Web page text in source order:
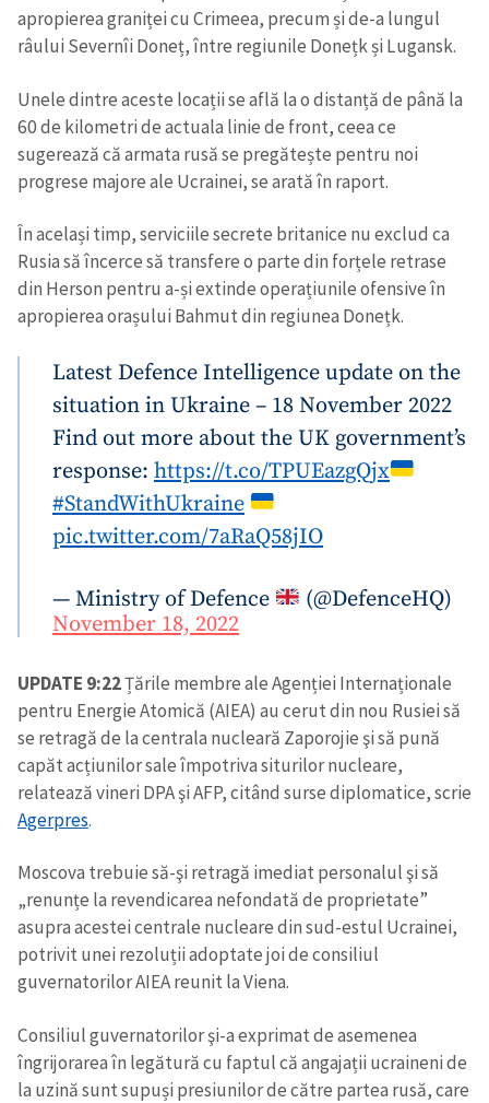
apropierea graniței cu Crimeea, precum și de-a lungul
râului Severnîi Doneț, între regiunile Donețk și Lugansk.
Unele dintre aceste locații se află la o distanță de până la
60 de kilometri de actuala linie de front, ceea ce
sugerează că armata rusă se pregătește pentru noi
progrese majore ale Ucrainei, se arată în raport.
În același timp, serviciile secrete britanice nu exclud ca
Rusia să încerce să transfere o parte din forțele retrase
din Herson pentru a-și extinde operațiunile ofensive în
apropierea orașului Bahmut din regiunea Donețk.
Latest Defence Intelligence update on the
situation in Ukraine – 18 November 2022
Find out more about the UK government’s
response: https://t.co/TPUEazgQjx
#StandWithUkraine
pic.twitter.com/7aRaQ58jIO
— Ministry of Defence
(@DefenceHQ)
November 18, 2022
UPDATE 9:22Țările membre ale Agenției Internaționale
pentru Energie Atomică (AIEA) au cerut din nou Rusiei să
se retragă de la centrala nucleară Zaporojie şi să pună
capăt acțiunilor sale împotriva siturilor nucleare,
relatează vineri DPA şi AFP, citând surse diplomatice, scrie
Agerpres.
Moscova trebuie să-şi retragă imediat personalul şi să
„renunțe la revendicarea nefondată de proprietate”
asupra acestei centrale nucleare din sud-estul Ucrainei,
potrivit unei rezoluții adoptate joi de consiliul
guvernatorilor AIEA reunit la Viena.
Consiliul guvernatorilor şi-a exprimat de asemenea
îngrijorarea în legătură cu faptul că angajații ucraineni de
la uzină sunt supuși presiunilor de către partea rusă, care